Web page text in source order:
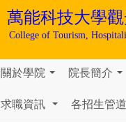
萬能科技大學
College of Tourism,
關於學院 院長簡介
求職資訊 各招生管